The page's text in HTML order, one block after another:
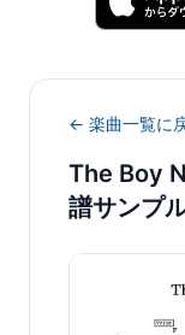
← 楽曲一覧に
The Boy
譜サンプ